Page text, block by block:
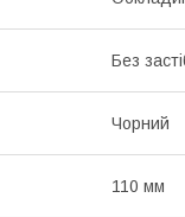
Без
Чорний
110 мм